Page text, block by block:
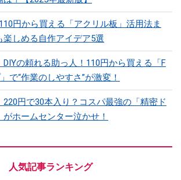
円から買える「アクリル板」活用法ま
楽しめる自作アイデア5選
DIYの頼れる助っ人！110円から買える「F
で“作業のしやすさ”が激変！
220円で30本入り？コスパ最強の「精密ド
ホームセンター泣かせ！